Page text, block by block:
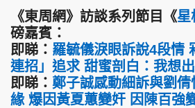
《東周網》訪談系列節目《星
磅嘉賓：
即睇： 羅毓儀淚眼訴說4段情
連招」追求 甜蜜剖白：我想出
即睇： 鄭子誠感動細訴與劉
緣 爆因黃夏蕙變奸 因陳百強